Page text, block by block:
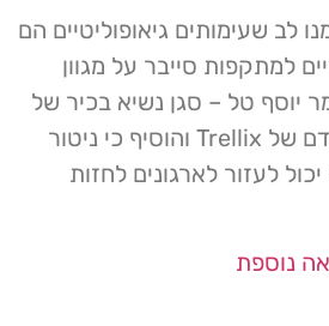
לב שעימותים גיאופוליטיים הם
למתקפות סייבר על מגוון
יוסף טל – סגן נשיא בכיר של
מרכז המחקר המתקדם של Trellix והוסיף כי ניטור
יכול לעזור לארגונים לחזות
נוספת